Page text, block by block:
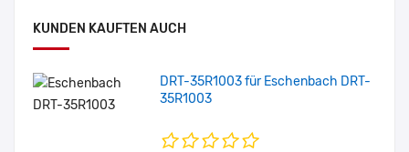
KUNDEN KAUFTEN AUCH
DRT-35R1003 für Eschenbach DRT-
35R1003